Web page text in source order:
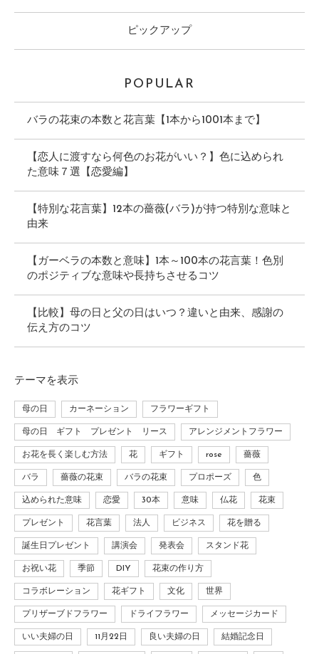
ピックアップ
POPULAR
バラの花束の本数と花言葉【1本から1001本まで】
【恋人に渡すなら何色のお花がいい？】色に込められ
た意味７選【恋愛編】
【特別な花言葉】12本の薔薇(バラ)が持つ特別な意味と
由来
【ガーベラの本数と意味】1本～100本の花言葉！色別
のポジティブな意味や長持ちさせるコツ
【比較】母の日と父の日はいつ？違いと由来、感謝の
伝え方のコツ
テーマ を表示
母の日 カーネーション フラワーギフト
母の日 ギフト プレゼント リース アレンジメントフラワー
お花を長く楽しむ方法 花 ギフト rose 薔薇
バラ 薔薇の花束 バラの花束 プロポーズ 色
込められた意味 恋愛 30本 意味 仏花 花束
プレゼント 花言葉 法人 ビジネス 花を贈る
誕生日プレゼント 講演会 発表会 スタンド花
お祝い花 季節 DIY 花束の作り方
コラボレーション 花ギフト 文化 世界
プリザーブドフラワー ドライフラワー メッセージカード
いい夫婦の日 11月22日 良い夫婦の日 結婚記念日